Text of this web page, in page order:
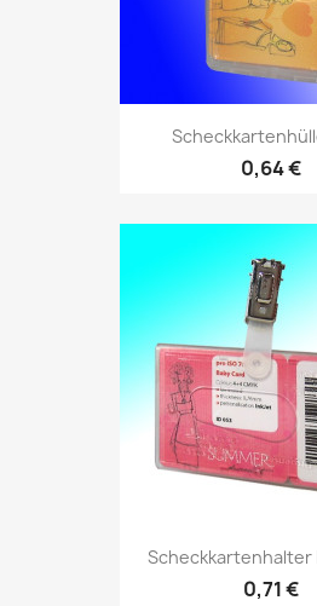
0,64 €
Scheckkartenhalter
0,71 €